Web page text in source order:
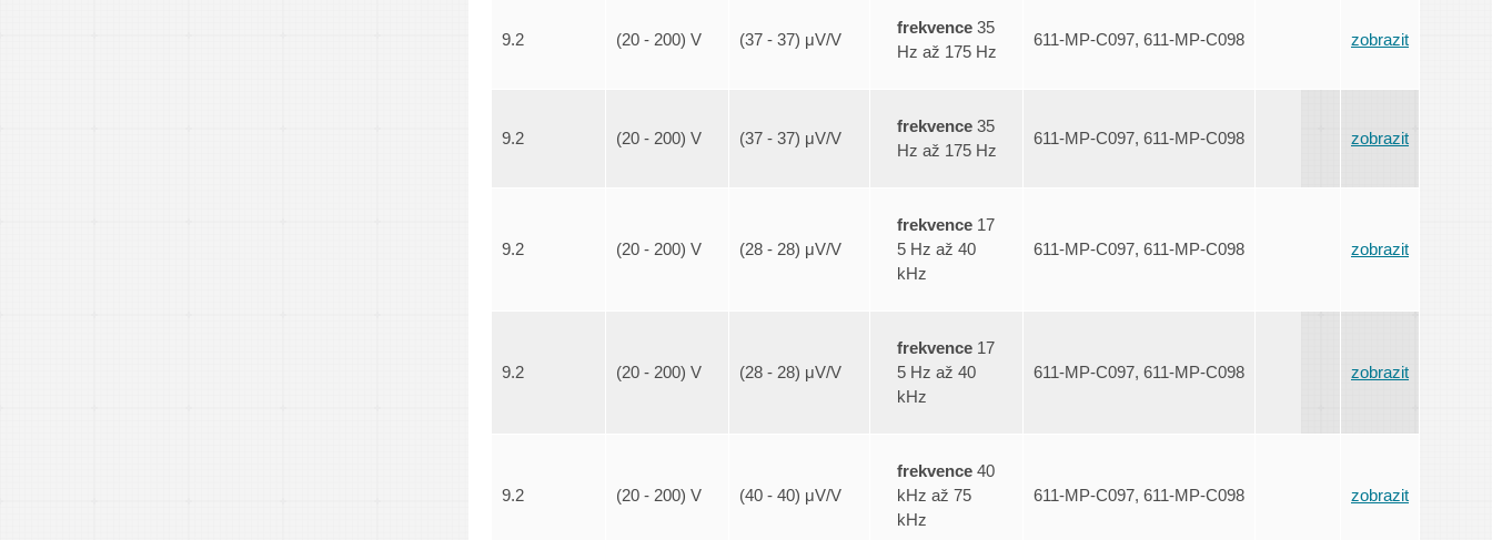
9.2 (20 - 200) V (37 - 37) μV/V
frekvence 35
Hz až 175 Hz
611-MP-C097, 611-MP-C098 zobrazit
9.2 (20 - 200) V (37 - 37) μV/V
frekvence 35
Hz až 175 Hz
611-MP-C097, 611-MP-C098 zobrazit
9.2 (20 - 200) V (28 - 28) μV/V
frekvence 17
5 Hz až 40
kHz
611-MP-C097, 611-MP-C098 zobrazit
9.2 (20 - 200) V (28 - 28) μV/V
frekvence 17
5 Hz až 40
kHz
611-MP-C097, 611-MP-C098 zobrazit
9.2 (20 - 200) V (40 - 40) μV/V
frekvence 40
kHz až 75
kHz
611-MP-C097, 611-MP-C098 zobrazit